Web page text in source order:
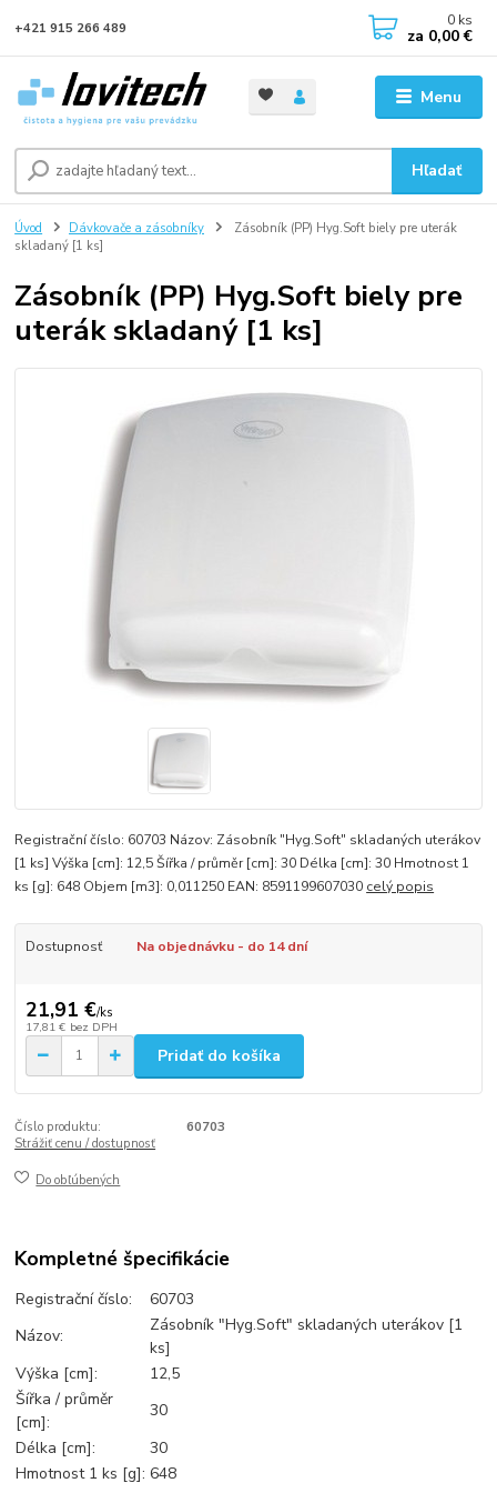
Menu
Hľadať
+421 915 266 489 0 ks
za 0,00 €
Úvod Dávkovače a zásobníky
Zásobník (PP) Hyg.Soft biely pre uterák
skladaný [1 ks]
Zásobník (PP) Hyg.Soft biely pre
uterák skladaný [1 ks]
Registrační číslo: 60703 Názov: Zásobník "Hyg.Soft" skladaných uterákov
[1 ks] Výška [cm]: 12,5 Šířka / průměr [cm]: 30 Délka [cm]: 30 Hmotnost 1
ks [g]: 648 Objem [m3]: 0,011250 EAN: 8591199607030 celý popis
Dostupnosť Na objednávku - do 14 dní
21,91 €/ks
17,81 € bez DPH
Pridať do košíka
Číslo produktu:
60703
Strážiť cenu / dostupnosť
Do obľúbených
Kompletné špecifikácie
Registrační číslo:
60703
Názov:
Zásobník "Hyg.Soft" skladaných uterákov [1
ks]
Výška [cm]:
12,5
Šířka / průměr
[cm]:
30
Délka [cm]:
30
Hmotnost 1 ks [g]: 648